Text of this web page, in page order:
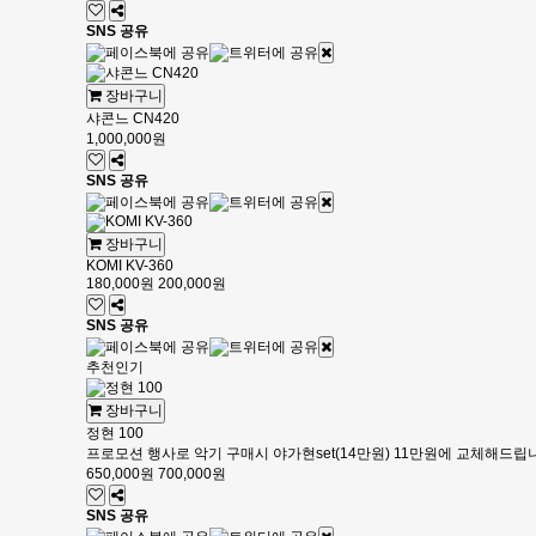
SNS 공유
장바구니
샤콘느 CN420
1,000,000원
SNS 공유
장바구니
KOMI KV-360
180,000원 200,000원
SNS 공유
추천인기
장바구니
정현 100
프로모션 행사로 악기 구매시 야가현set(14만원) 11만원에 교체해드립
650,000원 700,000원
SNS 공유